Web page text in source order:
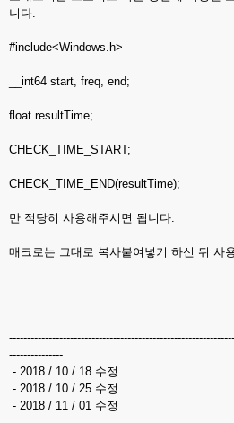
니다.
#include<Windows.h>
__int64 start, freq, end;
float resultTime;
CHECK_TIME_START;
CHECK_TIME_END(resultTime);
만 적당히 사용해주시면 됩니다.
매크로는 그대로 복사붙여넣기 하신 뒤 사
---------------
- 2018 / 10 / 18 수정
- 2018 / 10 / 25 수정
- 2018 / 11 / 01 수정